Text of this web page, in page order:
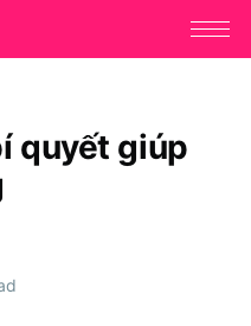
quyết giúp